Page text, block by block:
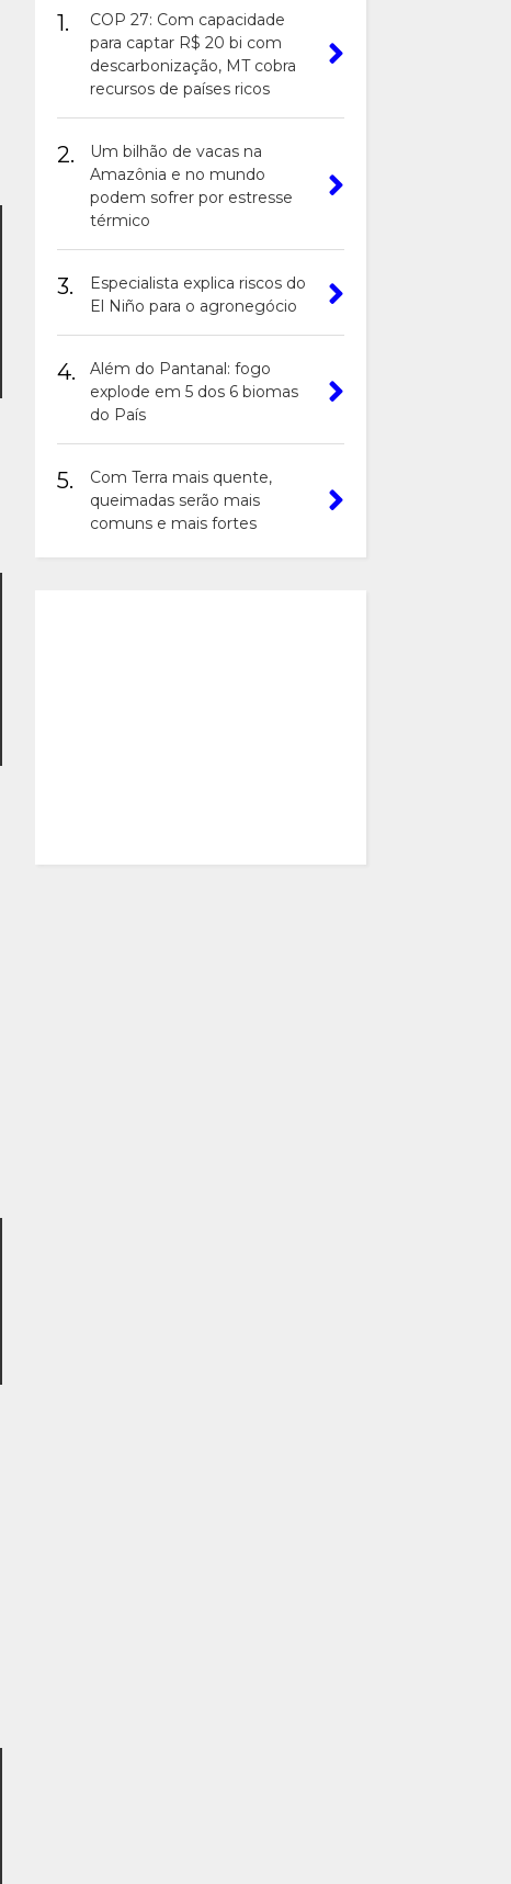
1.
COP 27: Com capacidade
para captar R$ 20 bi com
descarbonização, MT cobra
recursos de países ricos
2.
Um bilhão de vacas na
Amazônia e no mundo
podem sofrer por estresse
térmico
3.
Especialista explica riscos do
El Niño para o agronegócio
4.
Além do Pantanal: fogo
explode em 5 dos 6 biomas
do País
5.
Com Terra mais quente,
queimadas serão mais
comuns e mais fortes